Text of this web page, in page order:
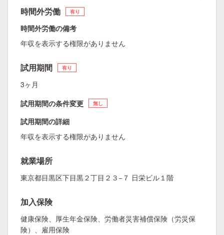
時間外労働 有り
時間外労働の備考
年収を表示する権限がありません
試用期間 有り
3ヶ月
試用期間の条件変更
無し
試用期間の詳細
年収を表示する権限がありません
就業場所
東京都目黒区下目黒２丁目２３−７ 日栄ビル１階
加入保険
健康保険、厚生年金保険、労働者災害補償保険（労災保
険）、雇用保険